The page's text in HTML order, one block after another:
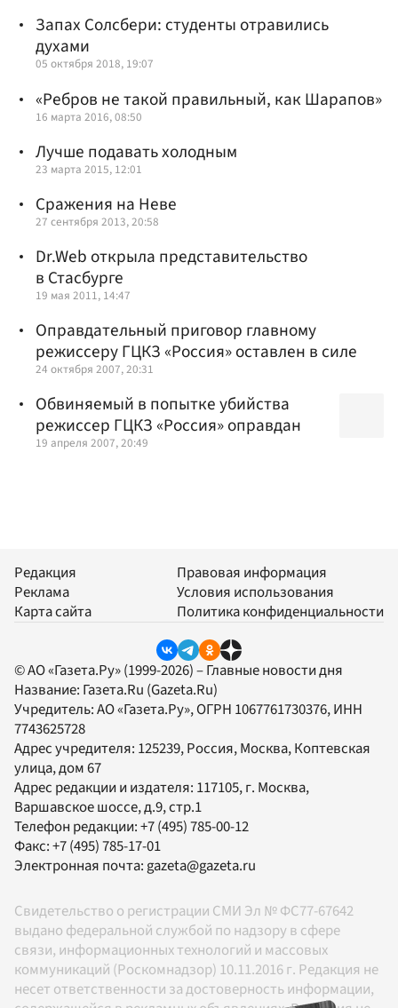
Запах Солсбери: студенты отравились
духами
05 октября 2018, 19:07
«Ребров не такой правильный, как Шарапов»
16 марта 2016, 08:50
Лучше подавать холодным
23 марта 2015, 12:01
Сражения на Неве
27 сентября 2013, 20:58
Dr.Web открыла представительство
в Стасбурге
19 мая 2011, 14:47
Оправдательный приговор главному
режиссеру ГЦКЗ «Россия» оставлен в силе
24 октября 2007, 20:31
Обвиняемый в попытке убийства
режиссер ГЦКЗ «Россия» оправдан
19 апреля 2007, 20:49
Редакция
Реклама
Карта сайта
Правовая информация
Условия использования
Политика конфиденциальности
© АО «Газета.Ру» (1999-2026) – Главные новости дня
Название: Газета.Ru (Gazeta.Ru)
Учредитель:АО «Газета.Ру», ОГРН 1067761730376, ИНН
7743625728
Адрес учредителя: 125239, Россия, Москва, Коптевская
улица, дом 67
Адрес редакции и издателя: 117105, г. Москва,
Варшавское шоссе, д.9, стр.1
Телефон редакции:+7 (495) 785-00-12
Факс:+7 (495) 785-17-01
Электронная почта:gazeta@gazeta.ru
Свидетельство о регистрации СМИ Эл № ФС77-67642
выдано федеральной службой по надзору в сфере
связи, информационных технологий и массовых
коммуникаций (Роскомнадзор) 10.11.2016 г. Редакция не
несет ответственности за достоверность информации,